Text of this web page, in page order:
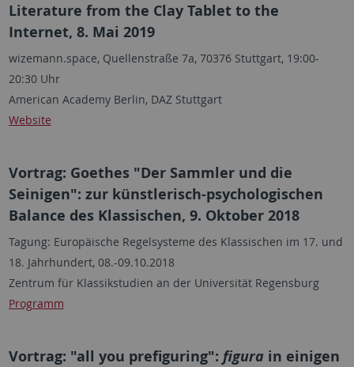
Literature from the Clay Tablet to the
Internet, 8. Mai 2019
wizemann.space, Quellenstraße 7a, 70376 Stuttgart, 19:00-
20:30 Uhr
American Academy Berlin, DAZ Stuttgart
Website
Vortrag: Goethes "Der Sammler und die
Seinigen": zur künstlerisch-psychologischen
Balance des Klassischen, 9. Oktober 2018
Tagung: Europäische Regelsysteme des Klassischen im 17. und
18. Jahrhundert, 08.-09.10.2018
Zentrum für Klassikstudien an der Universität Regensburg
Programm
Vortrag: "all you prefiguring": figura in einigen